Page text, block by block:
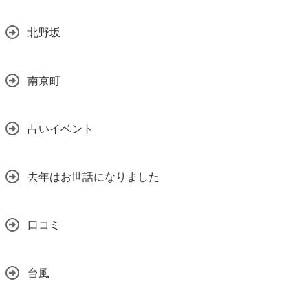
北野坂
南京町
占いイベント
去年はお世話になりました
口コミ
台風